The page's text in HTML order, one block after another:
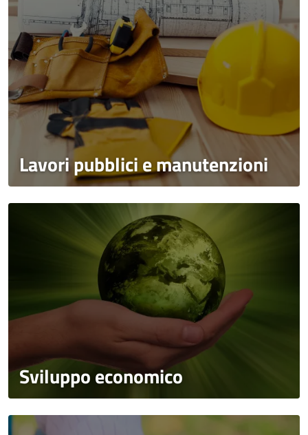
Lavori pubblici e manutenzioni
Sviluppo economico